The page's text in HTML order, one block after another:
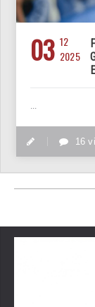
03 12
2025
...
16